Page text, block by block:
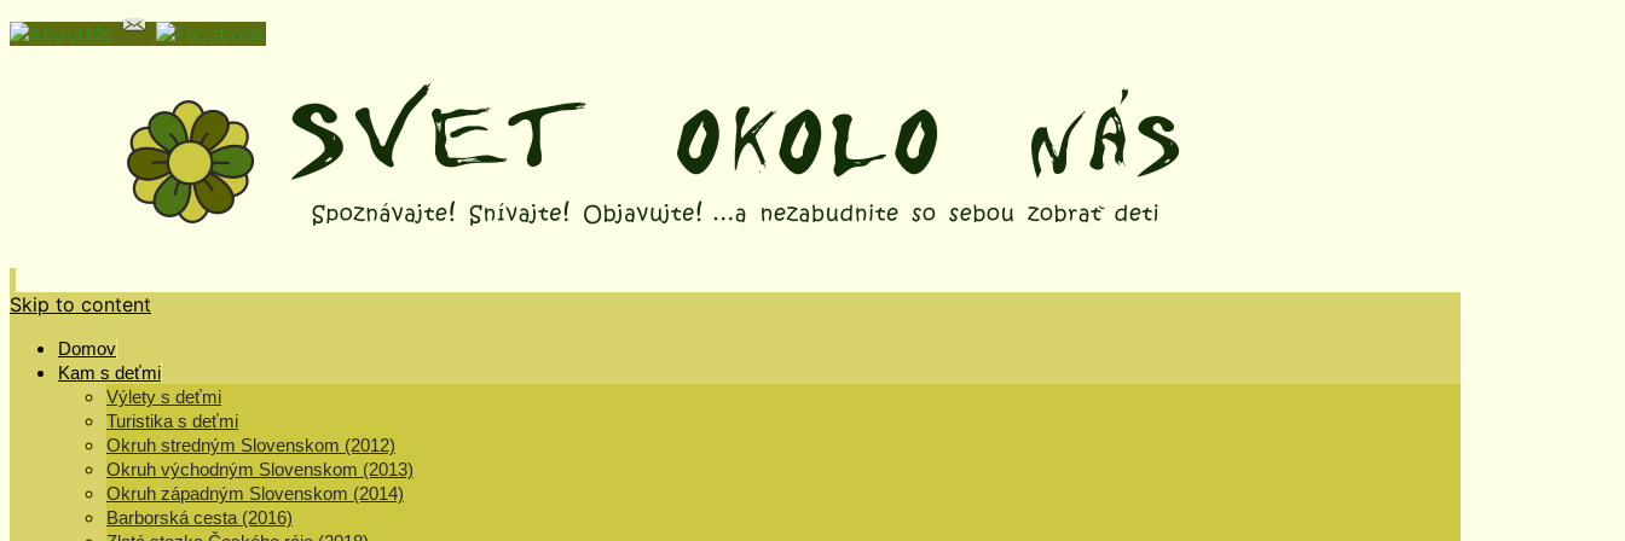
Skip to content
Domov
Kam s deťmi
Výlety s deťmi
Turistika s deťmi
Okruh stredným Slovenskom (2012)
Okruh východným Slovenskom (2013)
Okruh západným Slovenskom (2014)
Barborská cesta (2016)